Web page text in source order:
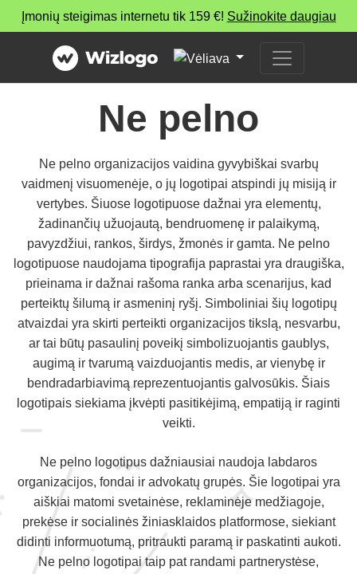
Įmonių steigimas internetu tik 159 €! Sužinokite daugiau
Ne pelno
Ne pelno organizacijos vaidina gyvybiškai svarbų
vaidmenį visuomenėje, o jų logotipai atspindi jų misiją ir
vertybes. Šiuose logotipuose dažnai yra elementų,
žadinančių užuojautą, bendruomenę ir palaikymą,
pavyzdžiui, rankos, širdys, žmonės ir gamta. Ne pelno
logotipuose naudojama tipografija paprastai yra draugiška,
prieinama ir dažnai rašoma ranka arba scenarijus, kad
perteiktų šilumą ir asmeninį ryšį. Simboliniai šių logotipų
atvaizdai yra skirti perteikti organizacijos tikslą, nesvarbu,
ar tai būtų pasaulinį poveikį simbolizuojantis gaublys,
augimą ir tvarumą vaizduojantis medis, ar vienybę ir
bendradarbiavimą reprezentuojantis galvosūkis. Šiais
logotipais siekiama įkvėpti pasitikėjimą, empatiją ir raginti
veikti.
Ne pelno logotipus dažniausiai naudoja labdaros
organizacijos, fondai ir advokatų grupės. Šie logotipai yra
aiškiai matomi svetainėse, reklaminėje medžiagoje,
prekėse ir socialinės žiniasklaidos platformose, siekiant
didinti informuotumą, pritraukti paramą ir paskatinti aukoti.
Ne pelno logotipai taip pat randami partnerystėse,